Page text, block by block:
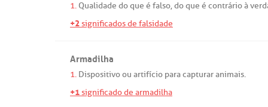
1. Qualidade doque é falso,doque é contrárioà
+2significados de falsidade
Armadilha
1. Dispositivoou artifício paracapturaranimais.
+1significado de armadilha